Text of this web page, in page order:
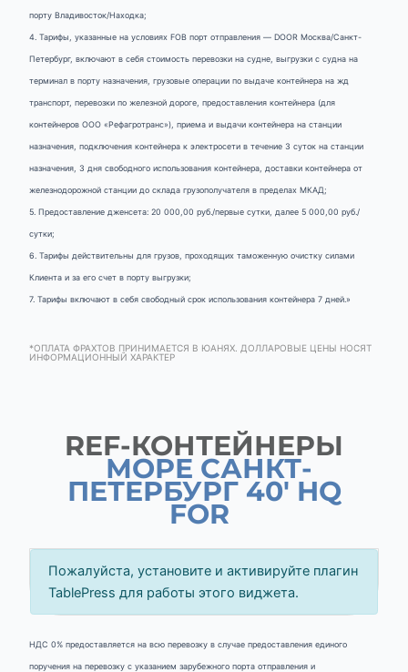
порту Владивосток/Находка;
4. Тарифы, указанные на условиях FOB порт отправления — DOOR Москва/Санкт-
Петербург, включают в себя стоимость перевозки на судне, выгрузки с судна на
терминал в порту назначения, грузовые операции по выдаче контейнера на жд
транспорт, перевозки по железной дороге, предоставления контейнера (для
контейнеров ООО «Рефагротранс»), приема и выдачи контейнера на станции
назначения, подключения контейнера к электросети в течение 3 суток на станции
назначения, 3 дня свободного использования контейнера, доставки контейнера от
железнодорожной станции до склада грузополучателя в пределах МКАД;
5. Предоставление дженсета: 20 000,00 руб./первые сутки, далее 5 000,00 руб./
сутки;
6. Тарифы действительны для грузов, проходящих таможенную очистку силами
Клиента и за его счет в порту выгрузки;
7. Тарифы включают в себя свободный срок использования контейнера 7 дней.»
*ОПЛАТА ФРАХТОВ ПРИНИМАЕТСЯ В ЮАНЯХ. ДОЛЛАРОВЫЕ ЦЕНЫ НОСЯТ
ИНФОРМАЦИОННЫЙ ХАРАКТЕР
REF-КОНТЕЙНЕРЫ
МОРЕ САНКТ-
ПЕТЕРБУРГ 40' HQ
FOR
Пожалуйста, установите и активируйте плагин
TablePress для работы этого виджета.
НДС 0% предоставляется на всю перевозку в случае предоставления единого
поручения на перевозку с указанием зарубежного порта отправления и